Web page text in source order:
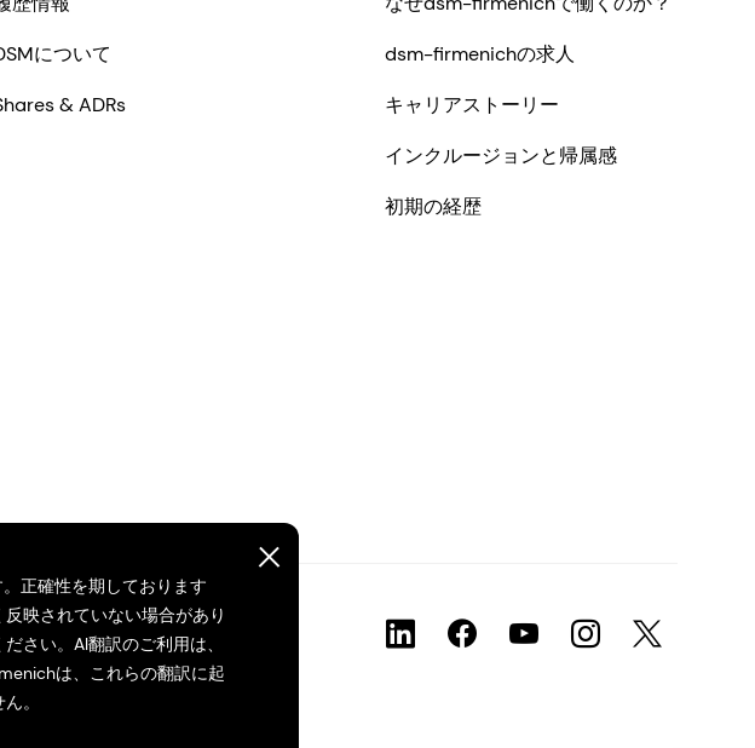
正確性を期しております
映されていない場合があり
さい。AI翻訳のご利用は、
は、これらの翻訳に起
。
について
& ADRs
dsm-firmenichの求人
キャリアストーリー
インクルージョンと帰属感
初期の経歴